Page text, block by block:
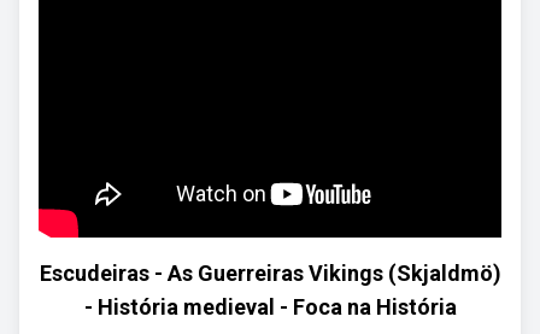
Escudeiras - As Guerreiras Vikings (Skjaldmö)
- História medieval - Foca na História